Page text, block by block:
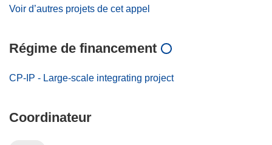
Voir d’autres projets de cet appel
Régime de financement
CP-IP - Large-scale integrating project
Coordinateur